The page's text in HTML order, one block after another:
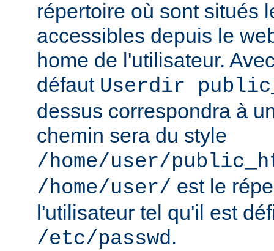
répertoire où sont situés
accessibles depuis le
home de l'utilisateur.
défaut Userdir
dessus correspondra à
chemin sera du style
/home/user/
/home/user/ est le
l'utilisateur tel qu'il est
/etc/passwd.